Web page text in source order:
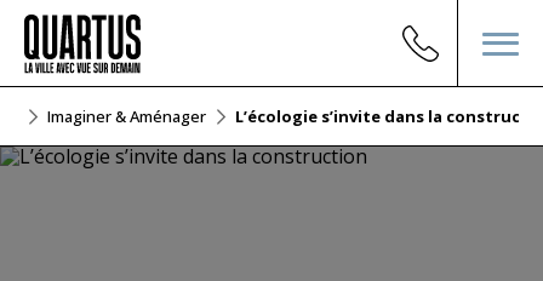
Imaginer & Aménager L’écologie s’invite dans la